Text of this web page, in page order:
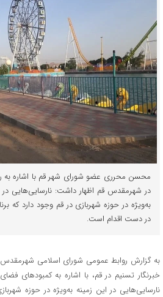
محسن محرری عضو شورای شهر قم با اشاره به
در شهرمقدس قم اظهار داشت: نارسایی‌هایی
به‌ویژه در حوزه شهربازی در قم وجود دارد که
در دست اقدام است.
به گزارش روابط عمومی شورای اسلامی
خبرنگار تسنیم در قم، با اشاره به کمبودهای
نارسایی‌هایی در این زمینه به‌ویژه در حوزه